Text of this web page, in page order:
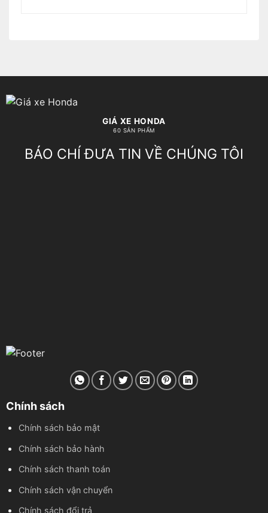
GIÁ XE HONDA
60 SẢN PHẨM
BÁO CHÍ ĐƯA TIN VỀ CHÚNG TÔI
Chính sách
Chính sách bảo mật
Chính sách bảo hành
Chính sách thanh toán
Chính sách vận chuyển
Chính sách đổi trả